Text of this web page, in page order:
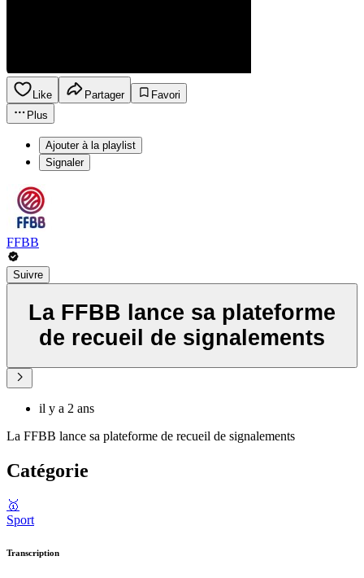
Like Partager
Favori
Plus
Ajouter à la playlist
Signaler
FFBB
Suivre
La FFBB lance sa plateforme
de recueil de signalements
il y a 2 ans
La FFBB lance sa plateforme de recueil de signalements
Catégorie
🥇
Sport
Transcription